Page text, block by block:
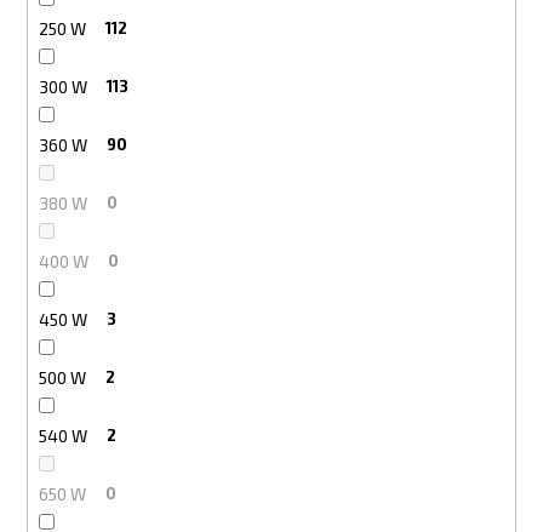
250 W 112
300 W 113
360 W 90
380 W 0
400 W 0
450 W 3
500 W 2
540 W 2
650 W 0